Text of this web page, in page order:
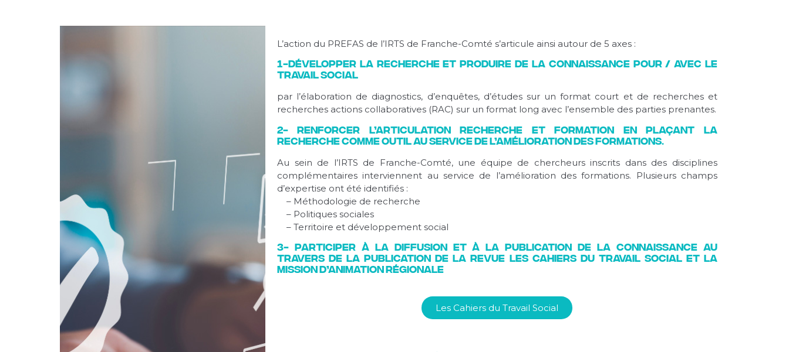
L’action du PREFAS de l’IRTS de Franche-Comté s’articule ainsi autour de 5 axes :
1-Développer la recherche et produire de la connaissance pour / avec le
travail social
par l’élaboration de diagnostics, d’enquêtes, d’études sur un format court et de recherches et
recherches actions collaboratives (RAC) sur un format long avec l’ensemble des parties prenantes.
2- Renforcer l’articulation Recherche et Formation en plaçant la
recherche comme outil au service de l’amélioration des formations.
Au sein de l’IRTS de Franche-Comté, une équipe de chercheurs inscrits dans des disciplines
complémentaires interviennent au service de l’amélioration des formations. Plusieurs champs
d’expertise ont été identifiés :
– Méthodologie de recherche
– Politiques sociales
– Territoire et développement social
3- Participer à la diffusion et à la publication de la connaissance au
travers de la publication de la Revue les Cahiers du Travail social et la
mission d’animation régionale
Les Cahiers du Travail Social